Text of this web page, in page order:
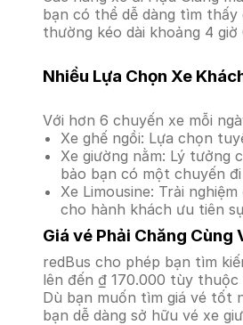
bạn có thể dễ dàng tìm
thường kéo dài khoảng 4
Nhiều Lựa Chọn Xe
Với hơn 6 chuyến xe mỗi
Xe ghế ngồi: Lựa chọn
Xe giường nằm: Lý tưởng
bảo bạn có một chuyến
Xe Limousine: Trải
cho hành khách ưu tiên
Giá vé Phải Chăng
redBus cho phép bạn tìm
lên đến ₫ 170.000 tùy
Dù bạn muốn tìm giá vé tốt
bạn dễ dàng sở hữu vé xe